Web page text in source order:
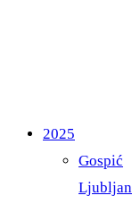
2025
Gospić